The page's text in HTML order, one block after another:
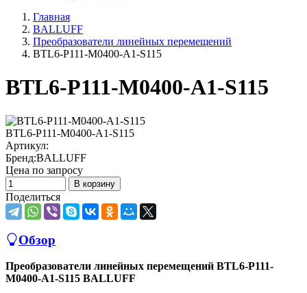
Главная
BALLUFF
Преобразователи линейных перемещений
BTL6-P111-M0400-A1-S115
BTL6-P111-M0400-A1-S115
BTL6-P111-M0400-A1-S115
Артикул:
Бренд:BALLUFF
Цена по запросу
В корзину
Поделиться
Обзор
Преобразователи линейных перемещений BTL6-P111-
M0400-A1-S115 BALLUFF